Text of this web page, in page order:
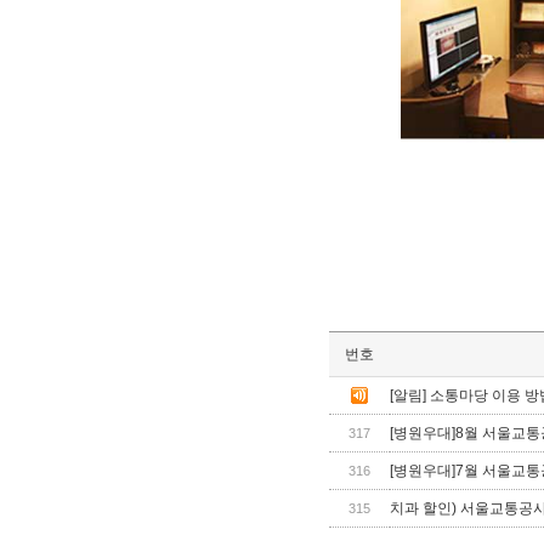
번호
[알림] 소통마당 이용 방
317 [병원우대]8월 서울교
316 [병원우대]7월 서울교
315 치과 할인) 서울교통공